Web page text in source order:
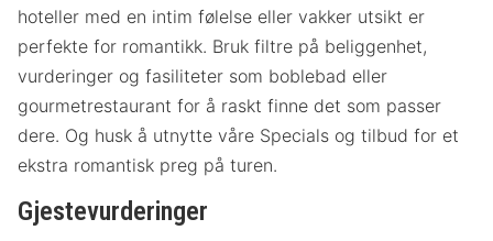
hoteller med en intim følelse eller vakker utsikt er
perfekte for romantikk. Bruk filtre på beliggenhet,
vurderinger og fasiliteter som boblebad eller
gourmetrestaurant for å raskt finne det som passer
dere. Og husk å utnytte våre Specials og tilbud for et
ekstra romantisk preg på turen.
Gjestevurderinger